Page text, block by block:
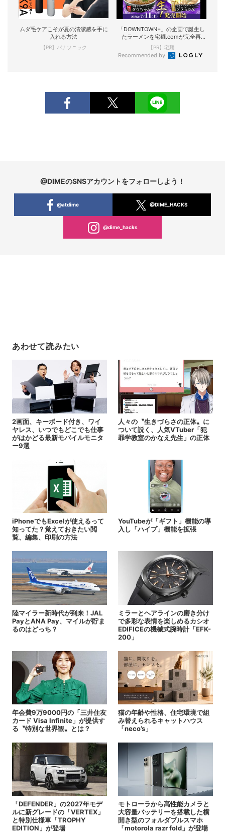
ムダ毛ケアこそが夏の清潔感を手に
入れる方法
【PR】パナソニック
「DOWNTOWN+」の企画で誕生し
たラーメンを宅麺.comが完全再
現！
【PR】宅麺
Recommended by
@DIMEのSNSアカウントをフォローしよう！
@atdime @DIME_HACKS
@dime_hacks
あわせて読みたい
2画面、キーボード付き、ワイ
ヤレス、いつでもどこでも仕事
がはかどる最新モバイルモニタ
ー9選
人々の〝生きづらさの正体〟に
ついて説く、人気VTuber「犯
罪学教室のかなえ先生」の正体
iPhoneでもExcelが使えるって
知ってた？覚えておきたい閲
覧、編集、印刷の方法
YouTubeが「ギフト」機能の導
入し「ハイプ」機能を拡張
陸マイラー新時代が到来！JAL
PayとANA Pay、マイルが貯ま
るのはどっち？
ミラーとヘアラインの磨き分け
で多彩な表情を楽しめるカシオ
EDIFICEの機械式腕時計「EFK-
200」
年会費9万9000円の「三井住友
カード Visa Infinite」が提供す
る〝特別な世界観〟とは？
猫の年齢や性格、住宅環境で組
み替えられるキャットハウス
「neco’s」
「DEFENDER」の2027年モデ
ルに新グレードの「VERTEX」
と特別仕様車「TROPHY
EDITION」が登場
モトローラから高性能カメラと
大容量バッテリーを搭載した横
開き型のフォルダブルスマホ
「motorola razr fold」が登場